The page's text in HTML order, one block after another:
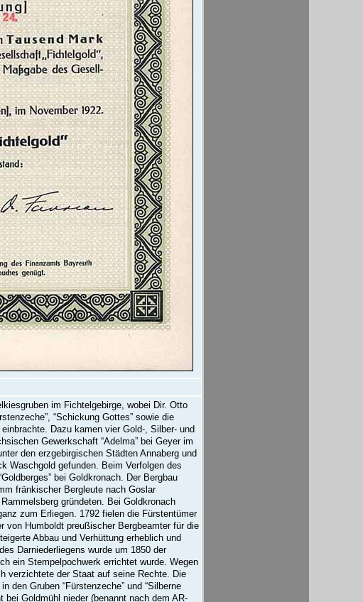
im Fichtelgebirge, wobei Dir. Otto
“Schickung Gottes” sowie die
Dazu kamen vier Gold-, Silber- und
Gewerkschaft “Adelma” bei Geyer im
den erzgebirgischen Städten Annaberg und
Waschgold gefunden. Beim Verfolgen des
bei Goldkronach. Der Bergbau
fränkischer Bergleute nach Goslar
gründeten. Bei Goldkronach
zum Erliegen. 1792 fielen die Fürstentümer
von Humboldt preußischer Bergbeamter für die
Abbau und Verhüttung erheblich und
Darniederliegens wurde um 1850 der
ein Stempelpochwerk errichtet wurde. Wegen
verzichtete der Staat auf seine Rechte. Die
den Gruben “Fürstenzeche” und “Silberne
Goldmühl nieder (benannt nach dem AR-